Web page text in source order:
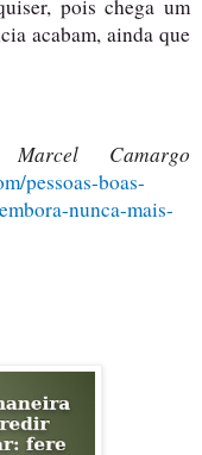
pois chega um
acabam, ainda que
Marcel Camargo
pessoas-boas-
nunca-mais-